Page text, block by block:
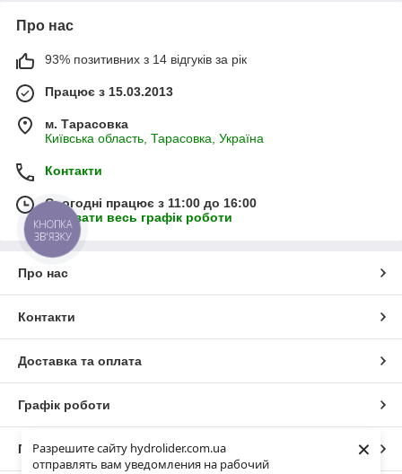
Разрешите сайту hydrolider.com.ua
отправлять вам уведомления на рабочий
×
Про нас
93% позитивних з 14 відгуків за рік
Працює з 15.03.2013
м. Тарасовка
Київська область, Тарасовка, Україна
Контакти
Сьогодні працює з 11:00 до 16:00
Показати весь графік роботи
Про нас
Контакти
Доставка та оплата
Графік роботи
Повна версія сайту
КНОПКА
ЗВ'ЯЗКУ